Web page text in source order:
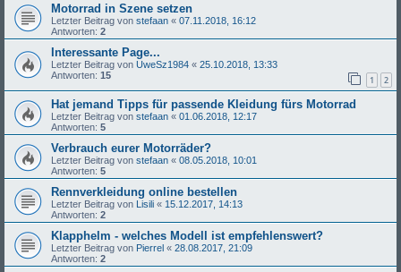
Motorrad in Szene setzen
Letzter Beitrag von stefaan « 07.11.2018, 16:12
Antworten: 2
Interessante Page...
Letzter Beitrag von UweSz1984 « 25.10.2018, 13:33
Antworten: 15 1 2
Hat jemand Tipps für passende Kleidung fürs Motorrad
Letzter Beitrag von stefaan « 01.06.2018, 12:17
Antworten: 5
Verbrauch eurer Motorräder?
Letzter Beitrag von stefaan « 08.05.2018, 10:01
Antworten: 5
Rennverkleidung online bestellen
Letzter Beitrag von Lisili « 15.12.2017, 14:13
Antworten: 2
Klapphelm - welches Modell ist empfehlenswert?
Letzter Beitrag von Pierrel « 28.08.2017, 21:09
Antworten: 2